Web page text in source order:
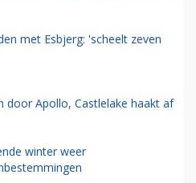
met Esbjerg: 'scheelt zeven
door Apollo, Castlelake haakt af
winter weer